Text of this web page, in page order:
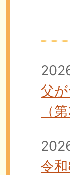
父
（
令